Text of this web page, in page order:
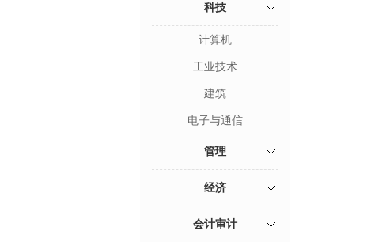
科技
计算机
工业技术
建筑
电子与通信
管理
经济
会计审计